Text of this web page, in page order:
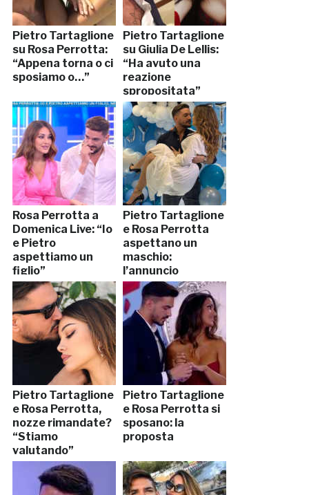
Pietro Tartaglione
su Rosa Perrotta:
“Appena torna o ci
sposiamo o…”
Pietro Tartaglione
su Giulia De Lellis:
“Ha avuto una
reazione
spropositata”
Rosa Perrotta a
Domenica Live: “Io
e Pietro
aspettiamo un
figlio”
Pietro Tartaglione
e Rosa Perrotta
aspettano un
maschio:
l’annuncio
Pietro Tartaglione
e Rosa Perrotta,
nozze rimandate?
“Stiamo
valutando”
Pietro Tartaglione
e Rosa Perrotta si
sposano: la
proposta